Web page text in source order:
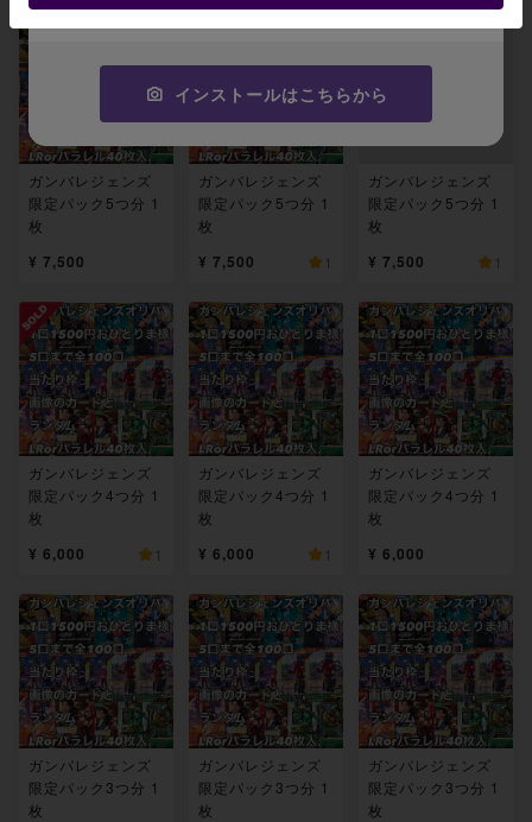
ガンバレジェンズ
限定パック5つ分 1
枚
¥ 7,500
ガンバレジェンズ
限定パック5つ分 1
枚
¥ 7,500 1
ガンバレジェンズ
限定パック5つ分 1
枚
¥ 7,500 1
ガンバレジェンズ
限定パック4つ分 1
枚
¥ 6,000 1
ガンバレジェンズ
限定パック4つ分 1
枚
¥ 6,000 1
ガンバレジェンズ
限定パック4つ分 1
枚
¥ 6,000
ガンバレジェンズ
限定パック3つ分 1
枚
ガンバレジェンズ
限定パック3つ分 1
枚
ガンバレジェンズ
限定パック3つ分 1
枚
インストールはこちらから